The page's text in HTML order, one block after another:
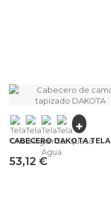
CABECERO DAKOTA TELA
53,12 €